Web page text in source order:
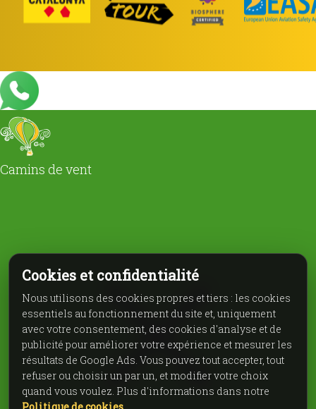
Camins de vent
Cookies et confidentialité
Nous utilisons des cookies propres et tiers : les cookies
essentiels au fonctionnement du site et, uniquement
avec votre consentement, des cookies d'analyse et de
publicité pour améliorer votre expérience et mesurer les
résultats de Google Ads. Vous pouvez tout accepter, tout
refuser ou choisir un par un, et modifier votre choix
quand vous voulez. Plus d'informations dans notre